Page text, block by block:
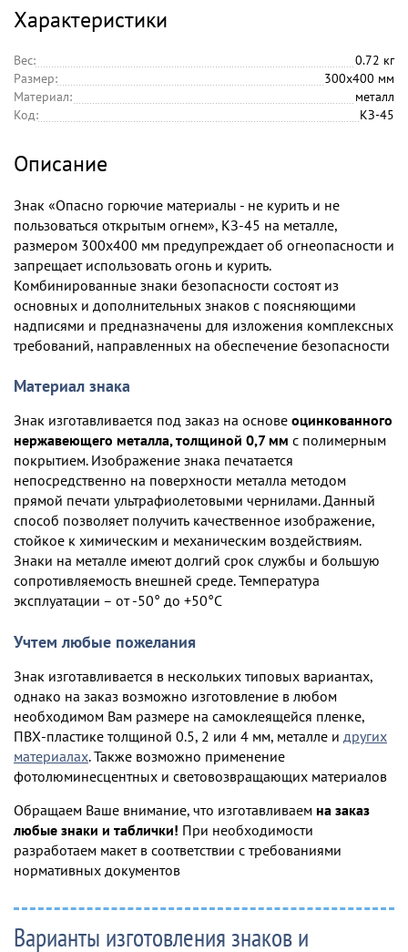
Характеристики
Вес:
0.72 кг
Размер:
300х400 мм
Материал:
металл
Код:
КЗ-45
Описание
Знак «Опасно горючие материалы - не курить и не
пользоваться открытым огнем», КЗ-45 на металле,
размером 300х400 мм предупреждает об огнеопасности и
запрещает использовать огонь и курить.
Комбинированные знаки безопасности состоят из
основных и дополнительных знаков с поясняющими
надписями и предназначены для изложения комплексных
требований, направленных на обеспечение безопасности
Материал знака
Знак изготавливается под заказ на основе оцинкованного
нержавеющего металла, толщиной 0,7 мм с полимерным
покрытием. Изображение знака печатается
непосредственно на поверхности металла методом
прямой печати ультрафиолетовыми чернилами. Данный
способ позволяет получить качественное изображение,
стойкое к химическим и механическим воздействиям.
Знаки на металле имеют долгий срок службы и большую
сопротивляемость внешней среде. Температура
эксплуатации – от -50° до +50°С
Учтем любые пожелания
Знак изготавливается в нескольких типовых вариантах,
однако на заказ возможно изготовление в любом
необходимом Вам размере на самоклеящейся пленке,
ПВХ-пластике толщиной 0.5, 2 или 4 мм, металле и других
материалах. Также возможно применение
фотолюминесцентных и световозвращающих материалов
Обращаем Ваше внимание, что изготавливаем на заказ
любые знаки и таблички! При необходимости
разработаем макет в соответствии с требованиями
нормативных документов
Варианты изготовления знаков и